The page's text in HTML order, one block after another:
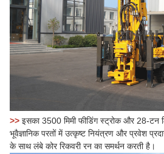
>> इसका 3500 मिमी फीडिंग स्ट्रोक और 28-टन
भूवैज्ञानिक परतों में उत्कृष्ट नियंत्रण और प्रवेश
के साथ लंबे कोर रिकवरी रन का समर्थन करती है।